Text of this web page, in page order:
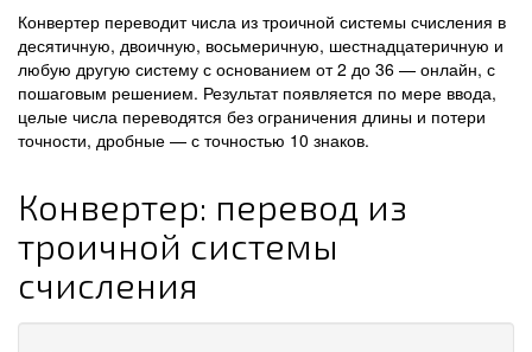
Конвертер переводит числа из троичной системы счисления в
десятичную, двоичную, восьмеричную, шестнадцатеричную и
любую другую систему с основанием от 2 до 36 — онлайн, с
пошаговым решением. Результат появляется по мере ввода,
целые числа переводятся без ограничения длины и потери
точности, дробные — с точностью 10 знаков.
Конвертер: перевод из
троичной системы
счисления